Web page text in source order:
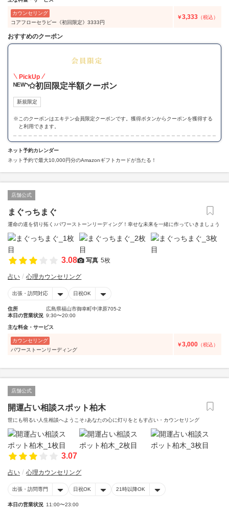
カウンセリング
コアフローセラピー《初回限定》3333円
￥3,333 （税込）
おすすめのクーポン
PickUp
ᴺᴱᵂ◝✩初回限定半額クーポン
新規限定
※ このクーポンはエキテン会員限定クーポンです。獲得ボタンからクーポンを獲得する
と利用できます。
ネット予約カレンダー
ネット予約で最大10,000円分のAmazonギフトカードが当たる！
店舗公式
まぐっちまぐ
運命の道を切り拓く♪パワーストーンリーディング！幸せな未来を一緒に作っていきましょう
3.08 写真 5枚
占い 心理カウンセリング
出張・訪問対応 日祝OK
住所
広島県福山市御幸町中津原705-2
本日の営業状況 9:30〜20:00
主な料金・サービス
カウンセリング
パワーストーンリーディング
￥3,000 （税込）
店舗公式
開運占い相談スポット柏木
世にも明るい人生相談へようこそ♪あなたの心に灯りをともす占い・カウンセリング
3.07
占い 心理カウンセリング
出張・訪問専門 日祝OK 21時以降OK
本日の営業状況 11:00〜23:00